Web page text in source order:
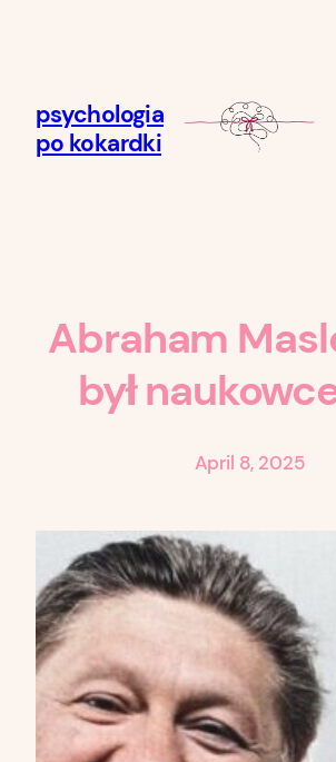
psychologia
po kokardki
Abraham
był
April 8, 2025